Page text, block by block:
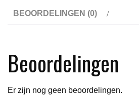
Grossi
aantal
BEOORDELINGEN (0)
Beoordelingen
Er zijn nog geen beoordelingen.